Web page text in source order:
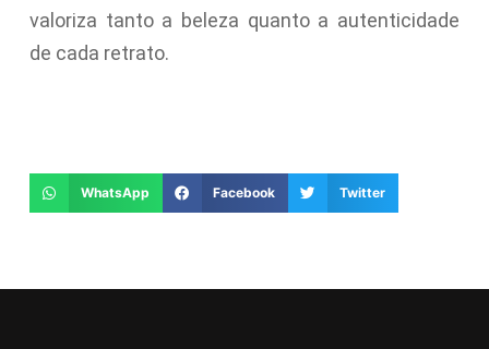
valoriza tanto a beleza quanto a autenticidade
de cada retrato.
WhatsApp Facebook Twitter